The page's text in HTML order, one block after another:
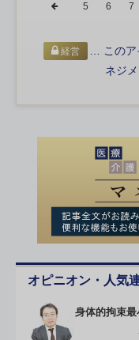
5 6 7
経営
… このア
ネジ
オピニオン・人気
身体的拘束